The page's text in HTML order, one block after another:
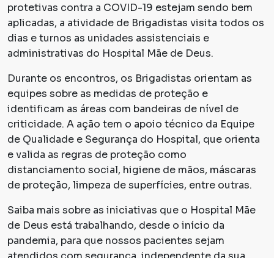
protetivas contra a COVID-19 estejam sendo bem
aplicadas, a atividade de Brigadistas visita todos os
dias e turnos as unidades assistenciais e
administrativas do Hospital Mãe de Deus.
Durante os encontros, os Brigadistas orientam as
equipes sobre as medidas de proteção e
identificam as áreas com bandeiras de nível de
criticidade. A ação tem o apoio técnico da Equipe
de Qualidade e Segurança do Hospital, que orienta
e valida as regras de proteção como
distanciamento social, higiene de mãos, máscaras
de proteção, limpeza de superfícies, entre outras.
Saiba mais sobre as iniciativas que o Hospital Mãe
de Deus está trabalhando, desde o início da
pandemia, para que nossos pacientes sejam